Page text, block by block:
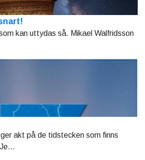
kan uttydas så. Mikael Walfridsson
akt på de tidstecken som finns